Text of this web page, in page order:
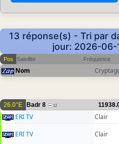
13 réponse(s) - Tri par
jour: 2026-06-
Pos Satellite Fréquence
Nom
26.0°E Badr 8 12
ERI TV Clair
ERI TV
Clair